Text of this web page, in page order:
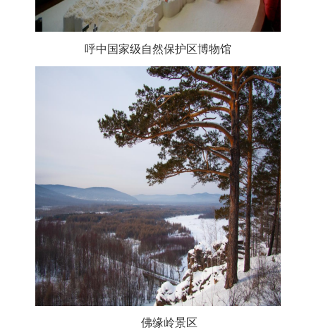
呼中国家级自然保护区博物馆
佛缘岭景区